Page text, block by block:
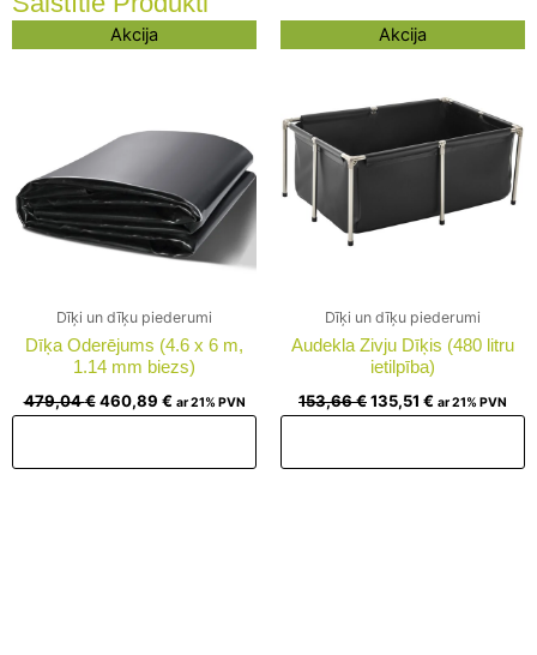
Akcija
Dīķi un dīķu piederumi
Dīķa Oderējums (4.6 x 6 m,
1.14 mm biezs)
479,04€
Original
price
460,89 €
price
ar 21% PVN
Akcija
Dīķi un dīķu piederumi
Audekla Zivju Dīķis (480 litru
ietilpība)
153,66€
Original
price
135,51 €
price
ar 21% PVN